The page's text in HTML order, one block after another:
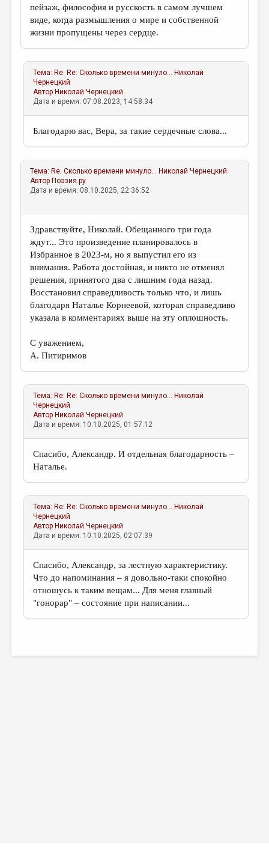
пейзаж, философия и русскость в самом лучшем
виде, когда размышления о мире и собственной
жизни пропущены через сердце.
Тема: Re: Re: Сколько времени минуло... Николай
Чернецкий
Автор Николай Чернецкий
Дата и время: 07.08.2023, 14:58:34
Благодарю вас, Вера, за такие сердечные слова...
Тема: Re: Сколько времени минуло... Николай Чернецкий
Автор Поэзия.ру
Дата и время: 08.10.2025, 22:36:52
Здравствуйте, Николай. Обещанного три года
ждут... Это произведение планировалось в
Избранное в 2023-м, но я выпустил его из
внимания. Работа достойная, и никто не отменял
решения, принятого два с лишним года назад.
Восстановил справедливость только что, и лишь
благодаря Наталье Корнеевой, которая справедливо
указала в комментариях выше на эту оплошность.
С уважением,
А. Питиримов
Тема: Re: Re: Сколько времени минуло... Николай
Чернецкий
Автор Николай Чернецкий
Дата и время: 10.10.2025, 01:57:12
Спасибо, Александр. И отдельная благодарность –
Наталье.
Тема: Re: Re: Сколько времени минуло... Николай
Чернецкий
Автор Николай Чернецкий
Дата и время: 10.10.2025, 02:07:39
Спасибо, Александр, за лестную характеристику.
Что до напоминания – я довольно-таки спокойно
отношусь к таким вещам... Для меня главный
"гонорар" – состояние при написании...